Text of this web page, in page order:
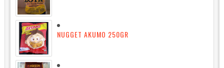
NUGGET AKUMO 250GR